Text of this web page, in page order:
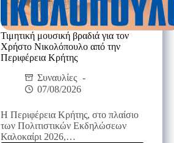
Τιμητική μουσική βραδιά για τον
Χρήστο Νικολόπουλο από την
Περιφέρεια Κρήτης
Συναυλίες
07/08/2026
Η Περιφέρεια Κρήτης, στο πλαίσιο
των Πολιτιστικών Εκδηλώσεων
Καλοκαίρι 2026,…